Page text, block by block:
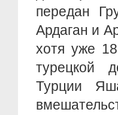
передан
Ардаган и
хотя уже
турецкой
Турции